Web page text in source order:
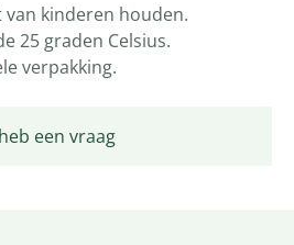
een vraag
kinderen houden.
25 graden Celsius.
verpakking.